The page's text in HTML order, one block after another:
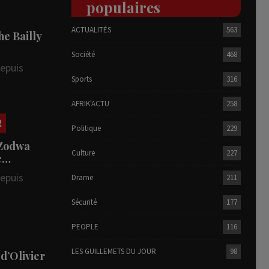
Bailly
populaires
ACTUALITÉS 563
Société 468
Sports 316
AFRIK'ACTU 258
Politique 229
Culture 227
Drame 211
Sécurité 177
PEOPLE 116
LES GUILLEMETS DU JOUR 98